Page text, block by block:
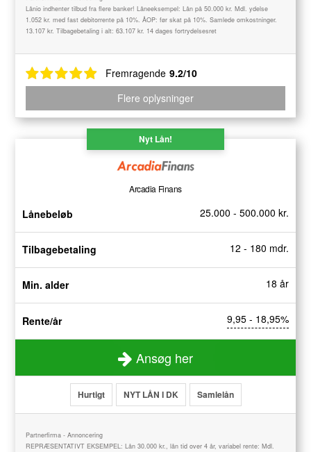
Nyt Lån!
Arcadia Finans
25.000 - 500.000 kr.
Lånebeløb
12 - 180 mdr.
Tilbagebetaling
18 år
Min. alder
9,95 - 18,95%
Rente/år
Ansøg her
Hurtigt NYT LÅN I DK Samlelån
Partnerfirma - Annoncering
REPRÆSENTATIVT EKSEMPEL: Lån 30.000 kr., lån tid over 4 år, variabel rente: Mdl.
Lånio indhenter tilbud fra flere banker! Låneeksempel: Lån på 50.000 kr. Mdl. ydelse
1.052 kr. med fast debitorrente på 10%. ÅOP: før skat på 10%. Samlede omkostninger.
13.107 kr. Tilbagebetaling i alt: 63.107 kr. 14 dages fortrydelsesret
Fremragende 9.2/10
Flere oplysninger